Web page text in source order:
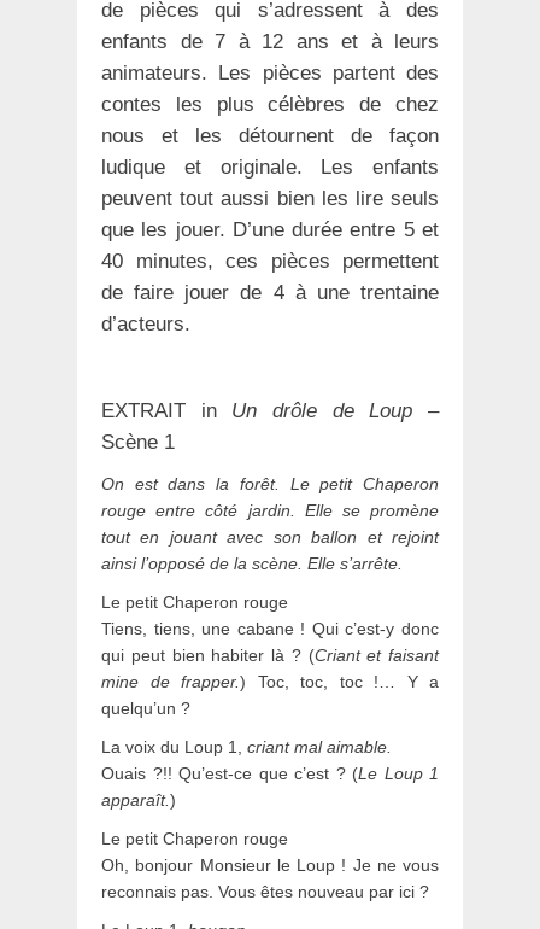
de pièces qui s’adressent à des
enfants de 7 à 12 ans et à leurs
animateurs. Les pièces partent des
contes les plus célèbres de chez
nous et les détournent de façon
ludique et originale. Les enfants
peuvent tout aussi bien les lire seuls
que les jouer. D’une durée entre 5 et
40 minutes, ces pièces permettent
de faire jouer de 4 à une trentaine
d’acteurs.
EXTRAIT in Un drôle de Loup–
Scène 1
On est dans la forêt. Le petit Chaperon
rouge entre côté jardin. Elle se promène
tout en jouant avec son ballon et rejoint
ainsi l’opposé de la scène. Elle s’arrête.
Le petit Chaperon rouge
Tiens, tiens, une cabane ! Qui c’est-y donc
qui peut bien habiter là ? (Criant et faisant
mine de frapper.) Toc, toc, toc !… Y a
quelqu’un ?
La voix du Loup 1,
criant mal aimable.
Ouais ?!! Qu’est-ce que c’est ? (Le Loup 1
apparaît.)
Le petit Chaperon rouge
Oh, bonjour Monsieur le Loup ! Je ne vous
reconnais pas. Vous êtes nouveau par ici ?